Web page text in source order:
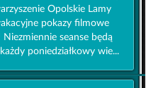
Opolskie Lamy
pokazy filmowe
seanse będą
poniedziałkowy wie...